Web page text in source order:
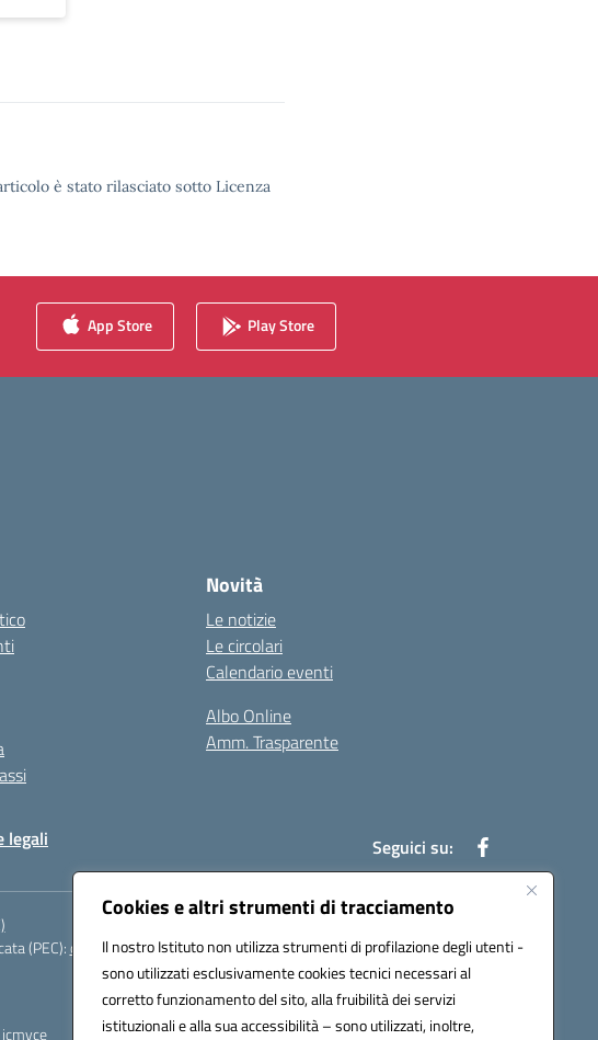
Cookies e altri strumenti di tracciamento
Il nostro Istituto non utilizza strumenti di profilazione degli utenti -
sono utilizzati esclusivamente cookies tecnici necessari al
corretto funzionamento del sito, alla fruibilità dei servizi
istituzionali e alla sua accessibilità – sono utilizzati, inoltre,
è stato rilasciato sotto Licenza
App Store Play Store
Novità
Le notizie
Le circolari
Calendario eventi
Albo Online
Amm. Trasparente
legali Seguici su:
(PEC):ceic8an00r@pec.istruzione.it